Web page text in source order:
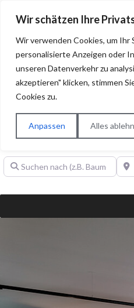
Wir schätzen Ihre
Wir verwenden Cookies, um Ihr
personalisierte Anzeigen oder
unseren Datenverkehr zu
akzeptieren" klicken, stimmen
Cookies zu.
Anpassen Alles
Sie finden hier nur
PLATIN, GOLD, SILBER,
Qualitätssiegel" ausgezeichnet
Suchen nach (z.B. Baumeister oder
In